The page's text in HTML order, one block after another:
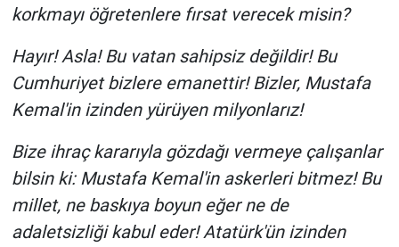
korkmayı öğretenlere fırsat verecek misin?
Hayır! Asla! Bu vatan sahipsiz değildir! Bu
Cumhuriyet bizlere emanettir! Bizler, Mustafa
Kemal'in izinden yürüyen milyonlarız!
Bize ihraç kararıyla gözdağı vermeye çalışanlar
bilsin ki: Mustafa Kemal'in askerleri bitmez! Bu
millet, ne baskıya boyun eğer ne de
adaletsizliği kabul eder! Atatürk'ün izinden